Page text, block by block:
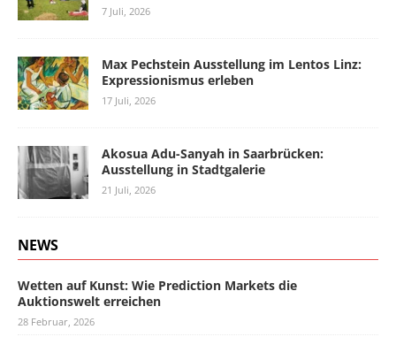
7 Juli, 2026
Max Pechstein Ausstellung im Lentos Linz:
Expressionismus erleben
17 Juli, 2026
Akosua Adu-Sanyah in Saarbrücken:
Ausstellung in Stadtgalerie
21 Juli, 2026
NEWS
Wetten auf Kunst: Wie Prediction Markets die
Auktionswelt erreichen
28 Februar, 2026